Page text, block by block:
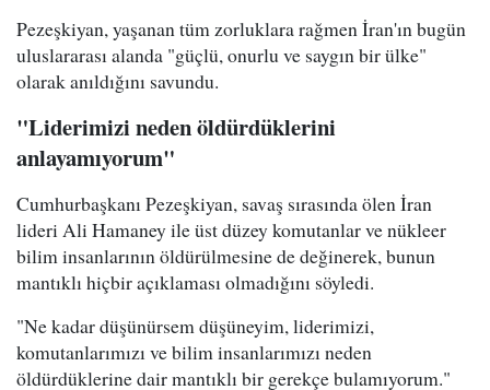
Pezeşkiyan, yaşanan tüm zorluklara rağmen İran'ın bugün
uluslararası alanda "güçlü, onurlu ve saygın bir ülke"
olarak anıldığını savundu.
"Liderimizi neden öldürdüklerini
anlayamıyorum"
Cumhurbaşkanı Pezeşkiyan, savaş sırasında ölen İran
lideri Ali Hamaney ile üst düzey komutanlar ve nükleer
bilim insanlarının öldürülmesine de değinerek, bunun
mantıklı hiçbir açıklaması olmadığını söyledi.
"Ne kadar düşünürsem düşüneyim, liderimizi,
komutanlarımızı ve bilim insanlarımızı neden
öldürdüklerine dair mantıklı bir gerekçe bulamıyorum."